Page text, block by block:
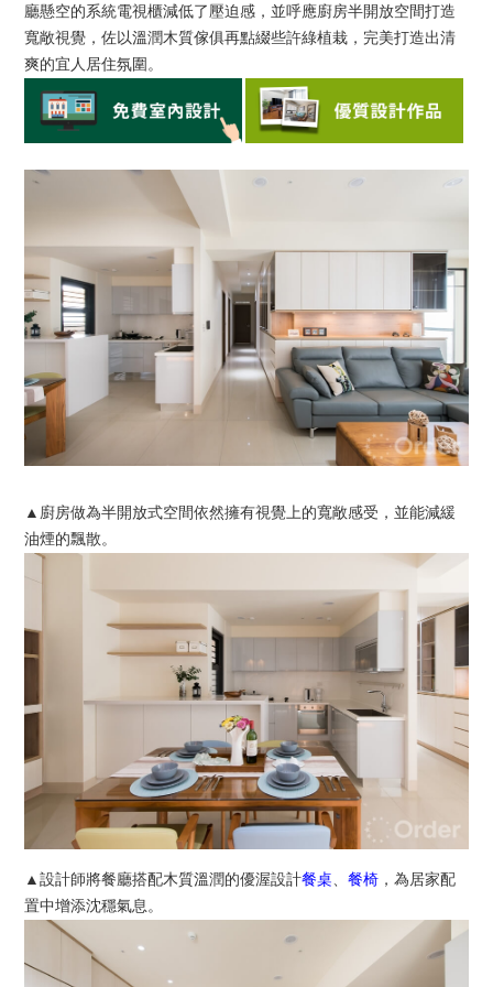
廳懸空的系統電視櫃減低了壓迫感，並呼應廚房半開放空間打造
寬敞視覺，佐以溫潤木質傢俱再點綴些許綠植栽，完美打造出清
爽的宜人居住氛圍。
▲廚房做為半開放式空間依然擁有視覺上的寬敞感受，並能減緩
油煙的飄散。
▲設計師將餐廳搭配木質溫潤的優渥設計餐桌 、餐椅 ，為居家配
置中增添沈穩氣息。